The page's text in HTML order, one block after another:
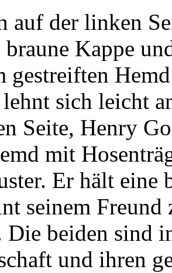
auf der linken
Kappe
gestreiften
sich leicht
Seite, Henry
mit
Er hält eine
seinem
Die beiden sind
und ihren